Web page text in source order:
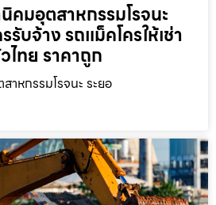
คมอุตสาหกรรมโรจนะ
รับจ้าง รถแม็คโครให้เช่า
ทย ราคาถูก
าหกรรมโรจนะ ระยอ